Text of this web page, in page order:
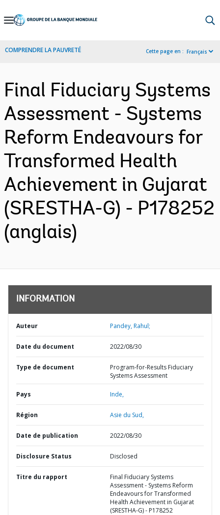
Skip
Navigation
COMPRENDRE LA PAUVRETÉ Cette page en : Français
Final Fiduciary Systems
Assessment - Systems
Reform Endeavours for
Transformed Health
Achievement in Gujarat
(SRESTHA-G) - P178252
(anglais)
INFORMATION
Auteur Pandey, Rahul;
Date du document 2022/08/30
Type de document
Program-for-Results Fiduciary
Systems Assessment
Pays Inde,
Région Asie du Sud,
Date de publication 2022/08/30
Disclosure Status Disclosed
Titre du rapport
Final Fiduciary Systems
Assessment - Systems Reform
Endeavours for Transformed
Health Achievement in Gujarat
(SRESTHA-G) - P178252